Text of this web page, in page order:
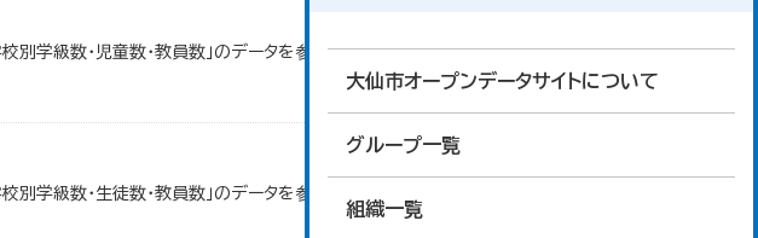
大仙市オープンデータサイトについて
グループ一覧
組織一覧
学級数・児童数・教員数」のデータを参照しています。
学級数・生徒数・教員数」のデータを参照しています。